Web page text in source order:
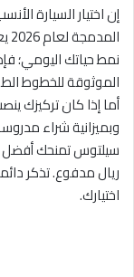
إن اختيار السيارة
نمط حياتك اليومي؛
الموثوقة للخطوط
أما إذا كان تركيزك
وبميزانية شراء
سيلتوس تمنحك أفضل
ريال مدفوع. تذكر
اختيارك.